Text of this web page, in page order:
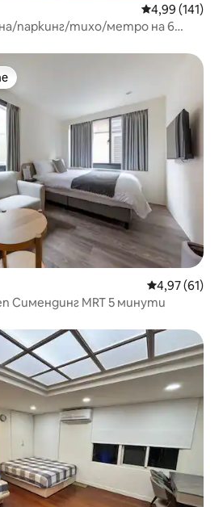
Средна
4,99 (141)
паркинг/тихо/метро на 6
на гостите
Средна
4,97 (61)
Симендинг MRT 5 минути